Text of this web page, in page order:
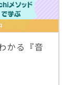
かる『音